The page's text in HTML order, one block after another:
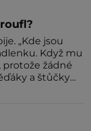
„Kde jsou
Když mu
žádné
a štůčky